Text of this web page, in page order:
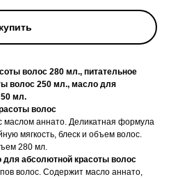
купить
волос 280 мл., питательное
волос 250 мл., масло для
мл.
волос
маслом аннато. Деликатная формула
мягкость, блеск и объем волос.
280 мл.
для абсолютной красоты волос
волос. Содержит масло аннато,